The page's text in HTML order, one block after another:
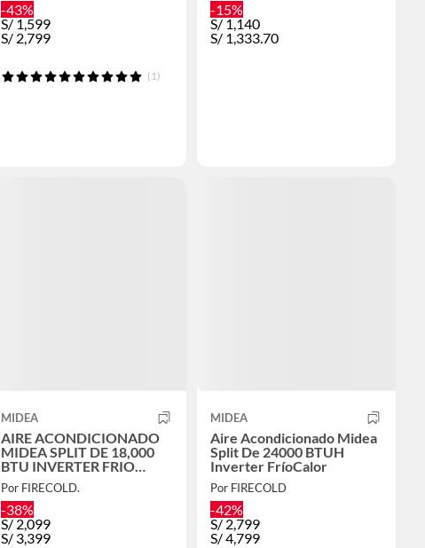
-43%
S/ 1,599
S/ 2,799
(1)
-15%
S/ 1,140
S/ 1,333.70
MIDEA
AIRE ACONDICIONADO
MIDEA SPLIT DE 18,000
BTU INVERTER FRIO
SOLO
Por FIRECOLD.
-38%
S/ 2,099
S/ 3,399
MIDEA
Aire Acondicionado Midea
Split De 24000 BTUH
Inverter FríoCalor
Por FIRECOLD
-42%
S/ 2,799
S/4,799